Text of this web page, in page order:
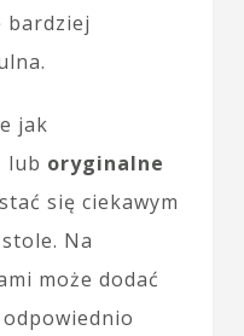
bardziej
jak
lub oryginalne
się ciekawym
Na
może dodać